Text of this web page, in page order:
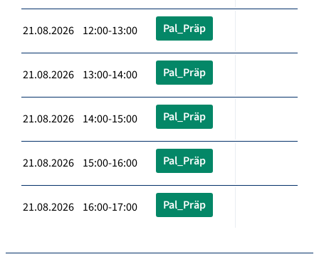
21.08.2026 12:00-13:00 Pal_Präp
21.08.2026 13:00-14:00 Pal_Präp
21.08.2026 14:00-15:00 Pal_Präp
21.08.2026 15:00-16:00 Pal_Präp
21.08.2026 16:00-17:00 Pal_Präp